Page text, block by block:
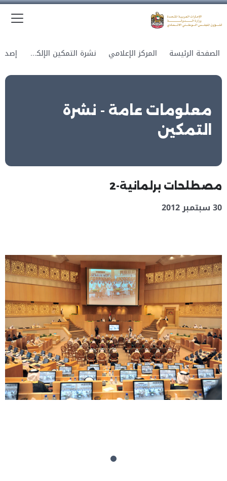
الصفحة الرئيسة المركز الإعلامي نشرة التمكين الإلكترونية
معلومات عامة - نشرة
التمكين
مصطلحات برلمانية-2
30 سبتمبر 2012